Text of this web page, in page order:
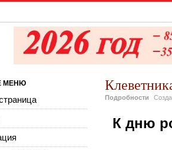
Подробности
К дню
МЕНЮ